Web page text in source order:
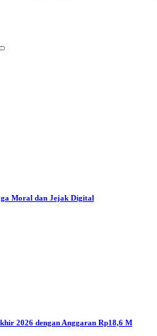
Moral dan Jejak Digital
2026 dengan Anggaran Rp18,6 M